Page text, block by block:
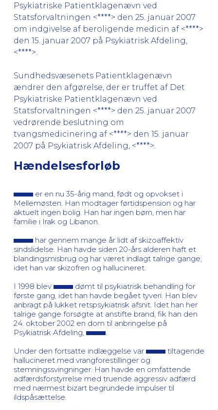
Psykiatriske Patientklagenævn ved
Statsforvaltningen <****> den 25. januar 2007
om indgivelse af beroligende medicin af <****>
den 15. januar 2007 på Psykiatrisk Afdeling,
<****>.
Sundhedsvæsenets Patientklagenævn
ændrer den afgørelse, der er truffet af Det
Psykiatriske Patientklagenævn ved
Statsforvaltningen <****> den 25. januar 2007
vedrørende beslutning om
tvangsmedicinering af <****> den 15. januar
2007 på Psykiatrisk Afdeling, <****>.
Hændelsesforløb
er en nu 35-årig mand, født og opvokset i
Mellemøsten. Han modtager førtidspension og har
aktuelt ingen bolig. Han har ingen børn, men har
familie i Irak og Libanon.
har gennem mange år lidt af skizoaffektiv
sindslidelse. Han havde siden 20-års alderen haft et
blandingsmisbrug og har været indlagt talrige gange,
idet han var skizofren og hallucineret.
I 1998 blev
dømt til psykiatrisk behandling for
første gang, idet han havde begået tyveri. Han blev
anbragt på lukket retspsykiatrisk afsnit. Idet han her
talrige gange forsøgte at anstifte brand, fik han den
24. oktober 2002 en dom til anbringelse på
Psykiatrisk Afdeling,
Under den fortsatte indlæggelse var
tiltagende
hallucineret med vrangforestillinger og
stemningssvingninger. Han havde en omfattende
adfærdsforstyrrelse med truende aggressiv adfærd
med nærmest bizart begrundede impulser til
ildspåsættelse.